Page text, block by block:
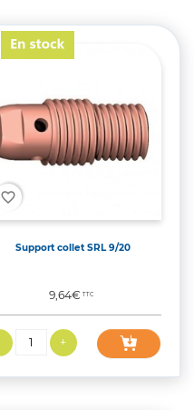
favorite_border
Support collet SRL 9/20
Prix
9,64€TTC